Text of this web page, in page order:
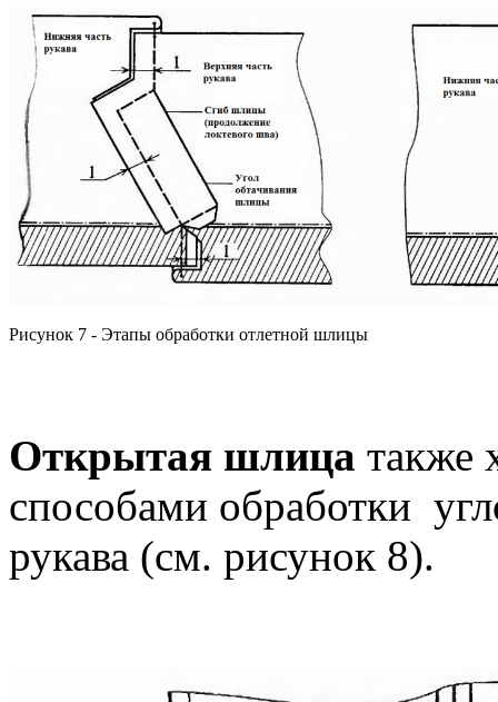
Рисунок 7 - Этапы обработки отлетной шлицы
Открытая шлица также
способами обработки
рукава (см. рисунок 8).